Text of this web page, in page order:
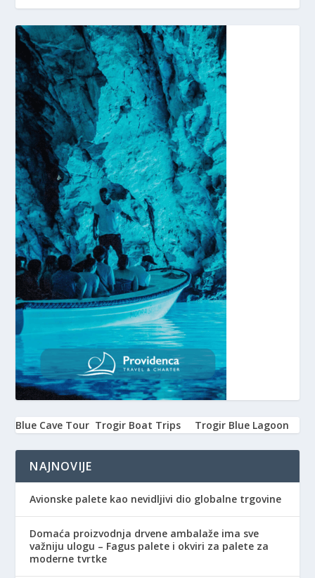
Blue Cave Tour Trogir Boat Trips Trogir Blue Lagoon
NAJNOVIJE
Avionske palete kao nevidljivi dio globalne trgovine
Domaća proizvodnja drvene ambalaže ima sve
važniju ulogu – Fagus palete i okviri za palete za
moderne tvrtke